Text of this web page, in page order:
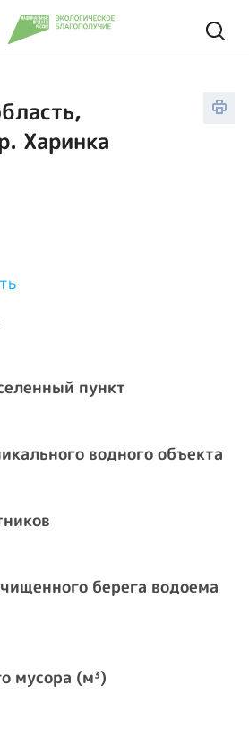
Харинка
пункт
водного объекта
берега водоема
мусора (м³)